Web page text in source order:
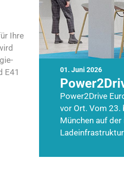
01. Juni 2026
Power2Drive
vor Ort. Vom
München auf
Ihre
E41